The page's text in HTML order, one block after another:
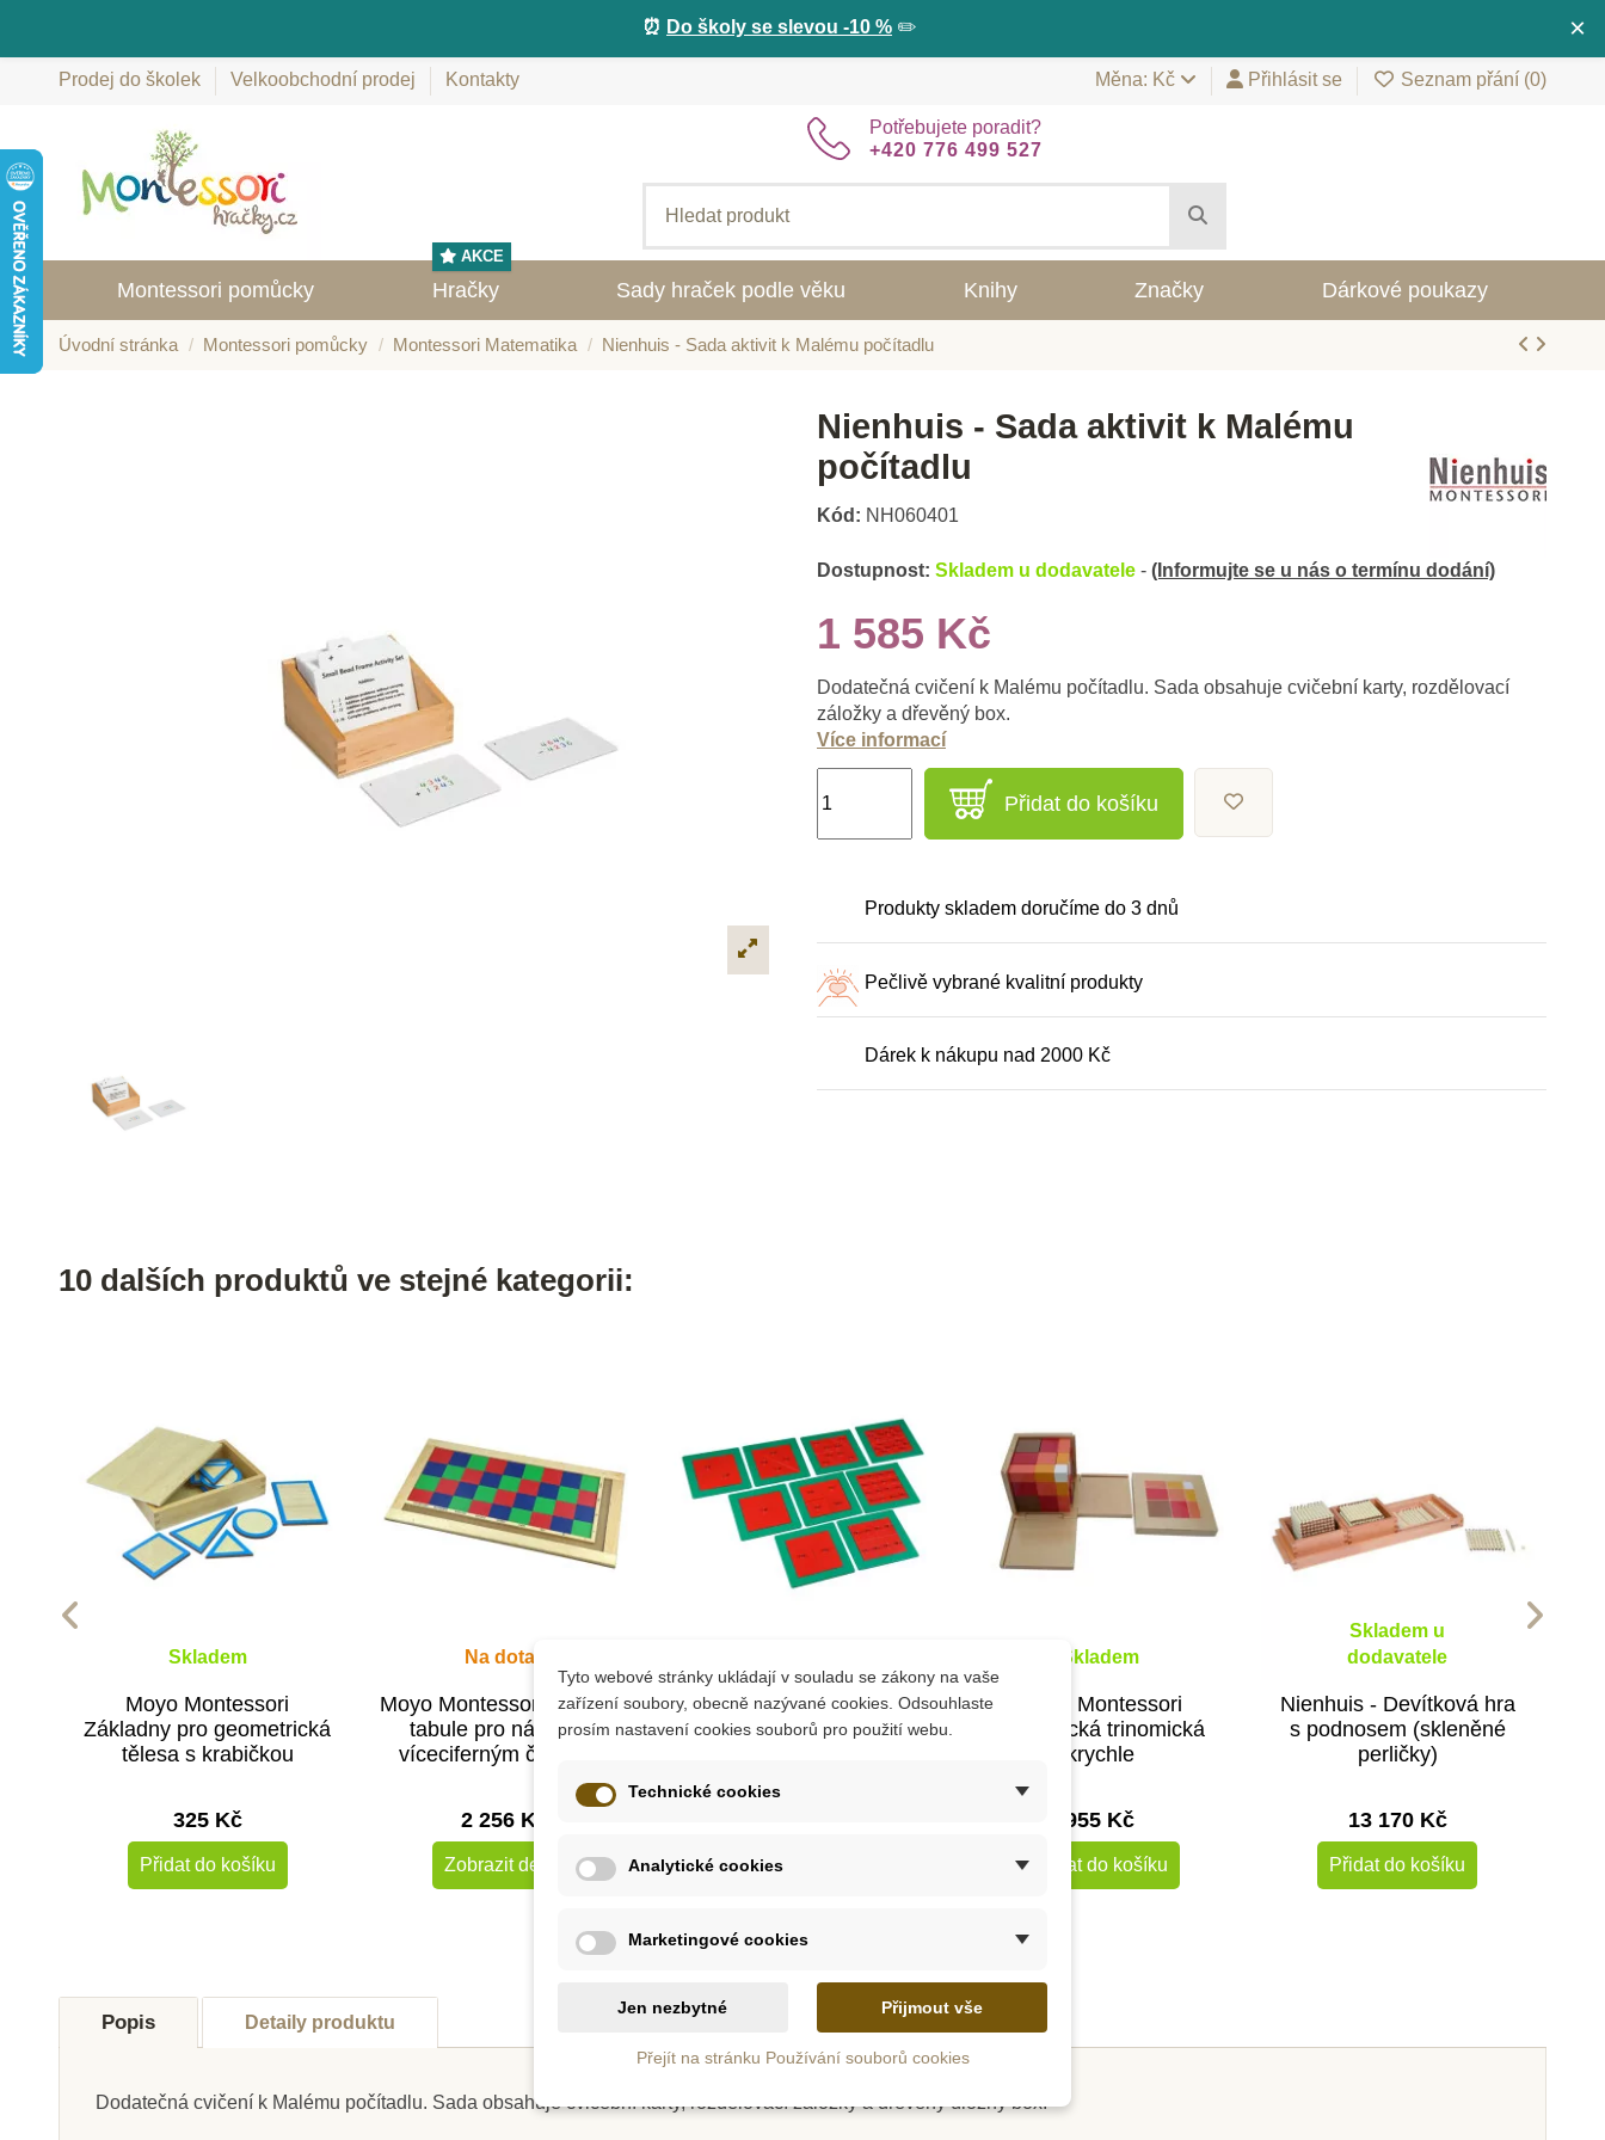
×
⏰ Do školy se slevou -10 % ✏️
Prodej do školek Velkoobchodní prodej Kontakty Měna: Kč Přihlásit se Seznam přání (0)
Potřebujete poradit?
+420 776 499 527
Montessori pomůcky Hračky
AKCE
Sady hraček podle věku Knihy Značky Dárkové poukazy
Úvodní stránka Montessori pomůcky Montessori Matematika Nienhuis - Sada aktivit k Malému počítadlu
Nienhuis - Sada aktivit k Malému
počítadlu
Kód: NH060401
Dostupnost: Skladem u dodavatele - (Informujte se u nás o termínu dodání)
1 585 Kč
Dodatečná cvičení k Malému počítadlu. Sada obsahuje cvičební karty, rozdělovací
záložky a dřevěný box.
Více informací
Přidat do košíku
Produkty skladem doručíme do 3 dnů
Pečlivě vybrané kvalitní produkty
Dárek k nákupu nad 2000 Kč
10 dalších produktů ve stejné kategorii:
Skladem
Moyo Montessori
Základny pro geometrická
tělesa s krabičkou
325 Kč
Přidat do košíku
Na dotaz
Moyo Montessori Barevná
tabule pro násobení
víceciferným činitelem
2 256 Kč
Zobrazit detail
Moyo Montessori Kovové
čtverce
Zobrazit detail
Skladem
Moyo Montessori
Aritmetická trinomická
krychle
955 Kč
Přidat do košíku
Skladem u
dodavatele
Nienhuis - Devítková hra
s podnosem (skleněné
perličky)
13 170 Kč
Přidat do košíku
Popis Detaily produktu
Dodatečná cvičení k Malému počítadlu. Sada obsahuje cvičební karty, rozdělovací záložky a dřevěný úložný box.
Tyto webové stránky ukládají v souladu se zákony na vaše
zařízení soubory, obecně nazývané cookies. Odsouhlaste
prosím nastavení cookies souborů pro použití webu.
Technické cookies
Analytické cookies
Marketingové cookies
Jen nezbytné Přijmout vše
Přejít na stránku Používání souborů cookies